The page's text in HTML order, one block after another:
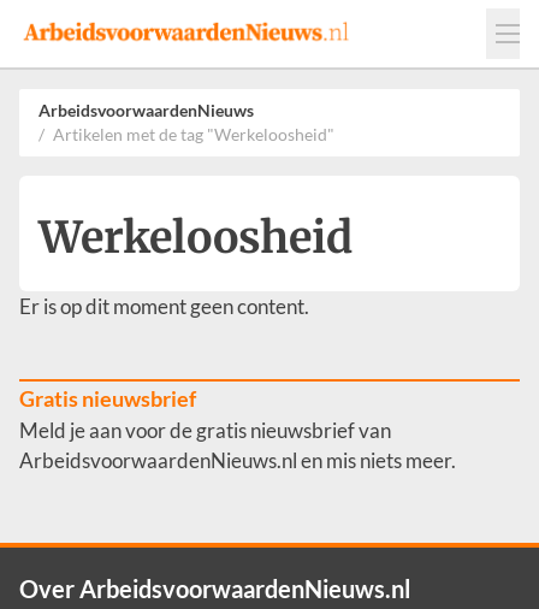
Events
Adverteren
Leveranciers
Werkgevers
ArbeidsvoorwaardenNieuws
Artikelen met de tag "Werkeloosheid"
Werkeloosheid
Er is op dit moment geen content.
Gratis nieuwsbrief
Meld je aan voor de gratis nieuwsbrief van
ArbeidsvoorwaardenNieuws.nl en mis niets meer.
Over ArbeidsvoorwaardenNieuws.nl